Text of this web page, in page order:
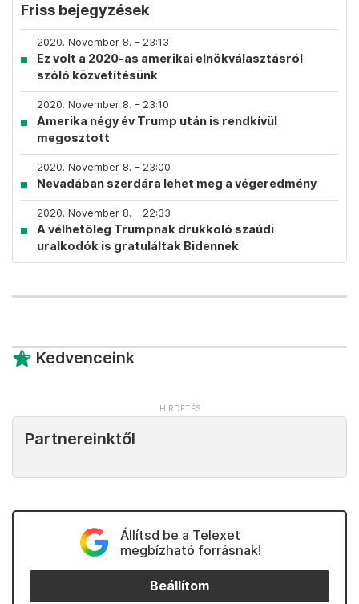
Friss bejegyzések
2020. November 8. – 23:13
Ez volt a 2020-as amerikai elnökválasztásról
szóló közvetítésünk
2020. November 8. – 23:10
Amerika négy év Trump után is rendkívül
megosztott
2020. November 8. – 23:00
Nevadában szerdára lehet meg a végeredmény
2020. November 8. – 22:33
A vélhetőleg Trumpnak drukkoló szaúdi
uralkodók is gratuláltak Bidennek
Kedvenceink
Partnereinktől
Állítsd be a Telexet
megbízható forrásnak!
Beállítom